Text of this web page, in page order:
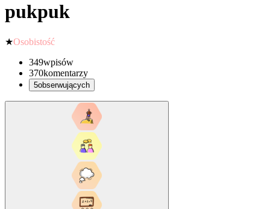
pukpuk
★Osobistość
349wpisów
370komentarzy
5obserwujących